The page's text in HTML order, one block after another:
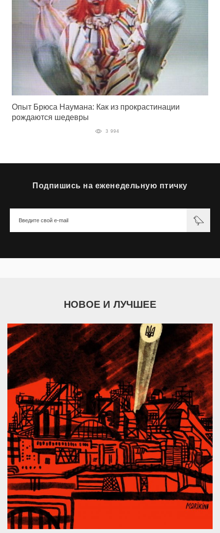
Опыт Брюса Наумана: Как из прокрастинации
рождаются шедевры
3 994
Подпишись на еженедельную птичку
НОВОЕ И ЛУЧШЕЕ